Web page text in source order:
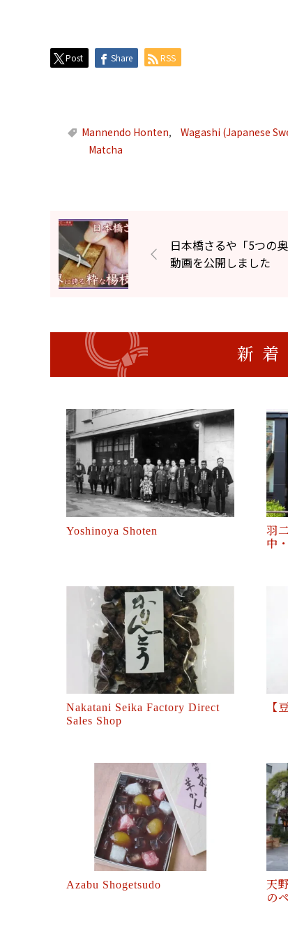
Post Share RSS
Mannendo Honten, Wagashi (Japanese
Matcha
日本橋さるや「5つの奥
動画を公開しました
新
Yoshinoya Shoten
羽
中
Nakatani Seika Factory Direct
Sales Shop
【
Azabu Shogetsudo
天
の